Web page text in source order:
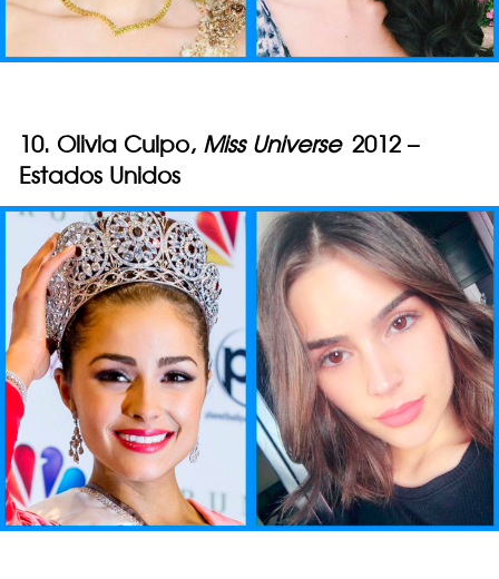
10. Olivia Culpo, Miss Universe 2012 –
Estados Unidos